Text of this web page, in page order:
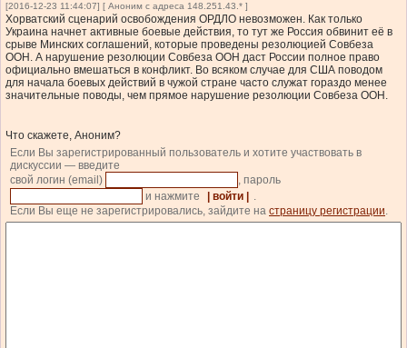
[2016-12-23 11:44:07] [ Аноним с адреса 148.251.43.* ]
Хорватский сценарий освобождения ОРДЛО невозможен. Как только
Украина начнет активные боевые действия, то тут же Россия обвинит её в
срыве Минских соглашений, которые проведены резолюцией Совбеза
ООН. А нарушение резолюции Совбеза ООН даст России полное право
официально вмешаться в конфликт. Во всяком случае для США поводом
для начала боевых действий в чужой стране часто служат гораздо менее
значительные поводы, чем прямое нарушение резолюции Совбеза ООН.
Что скажете, Аноним?
Если Вы зарегистрированный пользователь и хотите участвовать в
дискуссии — введите
свой логин (email)
, пароль
и нажмите
| войти |
.
Если Вы еще не зарегистрировались, зайдите на страницу регистрации.